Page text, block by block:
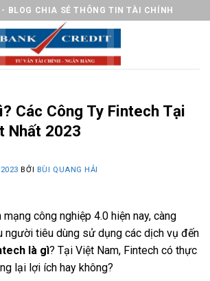
- BLOG CHIA SẺ THÔNG TIN TÀI CHÍNH
Các Công Ty Fintech Tại
Nhất 2023
BỞI BÙI QUANG HẢI
công nghiệp 4.0 hiện nay, càng
người tiêu dùng sử dụng các dịch vụ đến
là gì? Tại Việt Nam, Fintech có thực
lại lợi ích hay không?